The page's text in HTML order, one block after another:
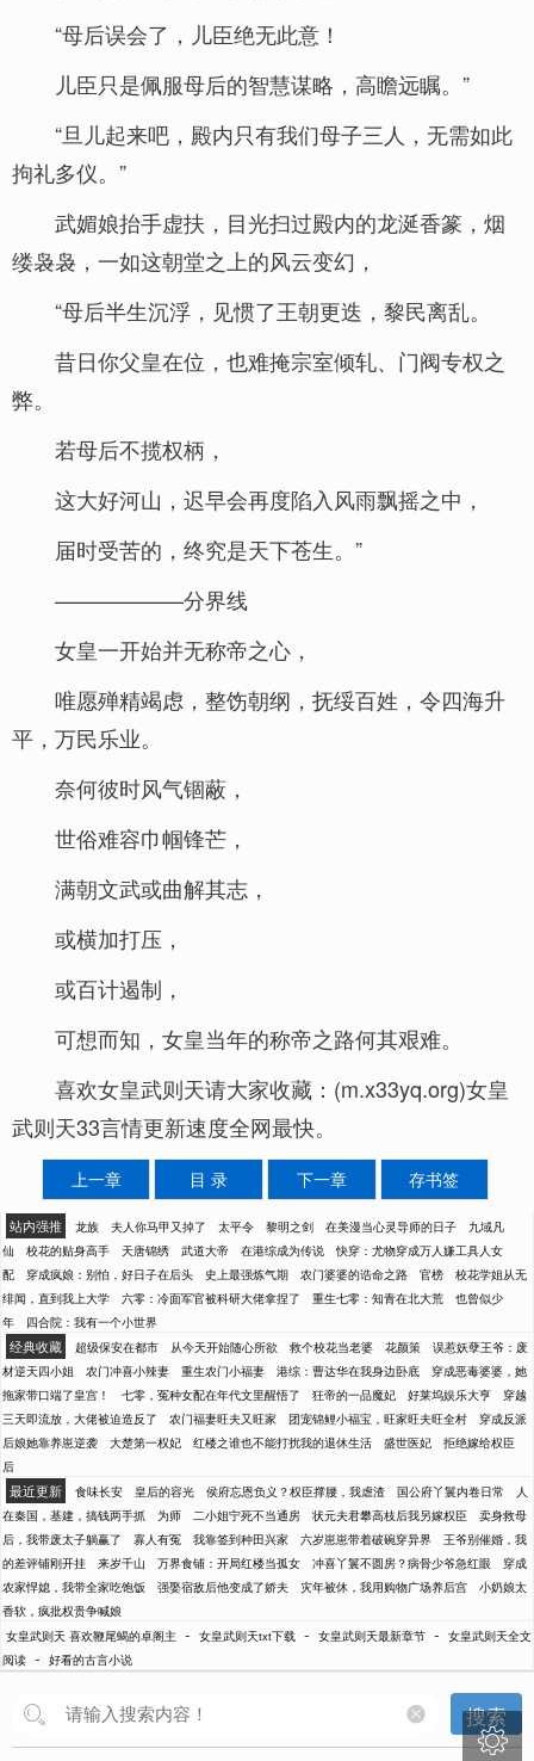
“母后误会了，儿臣绝无此意！
儿臣只是佩服母后的智慧谋略，高瞻远瞩。”
“旦儿起来吧，殿内只有我们母子三人，无需如此
拘礼多仪。”
武媚娘抬手虚扶，目光扫过殿内的龙涎香篆，烟
缕袅袅，一如这朝堂之上的风云变幻，
“母后半生沉浮，见惯了王朝更迭，黎民离乱。
昔日你父皇在位，也难掩宗室倾轧、门阀专权之
弊。
若母后不揽权柄，
这大好河山，迟早会再度陷入风雨飘摇之中，
届时受苦的，终究是天下苍生。”
——————分界线
女皇一开始并无称帝之心，
唯愿殚精竭虑，整饬朝纲，抚绥百姓，令四海升
平，万民乐业。
奈何彼时风气锢蔽，
世俗难容巾帼锋芒，
满朝文武或曲解其志，
或横加打压，
或百计遏制，
可想而知，女皇当年的称帝之路何其艰难。
喜欢女皇武则天请大家收藏：(m.x33yq.org)女皇
武则天33言情更新速度全网最快。
上一章 目 录 下一章 存书签
站内强推 龙族 夫人你马甲又掉了 太平令 黎明之剑 在美漫当心灵导师的日子
九域凡
仙
校花的贴身高手 天唐锦绣 武道大帝 在港综成为传说
快穿：尤物穿成万人嫌工具人女
配
穿成疯娘：别怕，好日子在后头 史上最强炼气期 农门婆婆的诰命之路 官榜
校花学姐从无
绯闻，直到我上大学
六零：冷面军官被科研大佬拿捏了 重生七零：知青在北大荒
也曾似少
年
四合院：我有一个小世界
经典收藏 超级保安在都市 从今天开始随心所欲 救个校花当老婆 花颜策
误惹妖孽王爷：废
材逆天四小姐
农门冲喜小辣妻 重生农门小福妻 港综：曹达华在我身边卧底
穿成恶毒婆婆，她
拖家带口端了皇宫！
七零，冤种女配在年代文里醒悟了 狂帝的一品魔妃 好莱坞娱乐大亨
穿越
三天即流放，大佬被迫造反了
农门福妻旺夫又旺家 团宠锦鲤小福宝，旺家旺夫旺全村
穿成反派
后娘她靠养崽逆袭
大楚第一权妃 红楼之谁也不能打扰我的退休生活 盛世医妃
拒绝嫁给权臣
后
最近更新 食味长安 皇后的容光 侯府忘恩负义？权臣撑腰，我虐渣 国公府丫鬟内卷日常
人
在秦国，基建，搞钱两手抓
为师 二小姐宁死不当通房 状元夫君攀高枝后我另嫁权臣
卖身救母
后，我带废太子躺赢了
寡人有冤 我靠签到种田兴家 六岁崽崽带着破碗穿异界
王爷别催婚，我
的差评铺刚开挂
来岁千山 万界食铺：开局红楼当孤女 冲喜丫鬟不圆房？病骨少爷急红眼
穿成
农家悍媳，我带全家吃饱饭
强娶宿敌后他变成了娇夫 灾年被休，我用购物广场养后宫
小奶娘太
香软，疯批权贵争喊娘
女皇武则天 喜欢鞭尾蝎的卓阁主 - 女皇武则天txt下载 - 女皇武则天最新章节 - 女皇武则天全文
阅读 - 好看的古言小说
搜索
